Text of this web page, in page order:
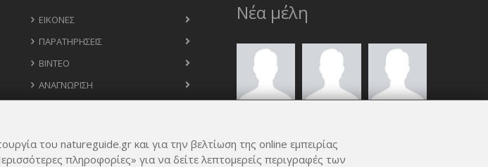
ΕΙΚΌΝΕΣ
ΠΑΡΑΤΗΡΉΣΕΙΣ
ΒΊΝΤΕΟ
ΑΝΑΓΝΏΡΙΣΗ
ΙΔΈΕΣ ΓΙΑ ΕΦΑΡΜΟΓΉ
Νέα μέλη
του natureguide.gr και για την βελτίωση της online εμπειρίας
πληροφορίες» για να δείτε λεπτομερείς περιγραφές των